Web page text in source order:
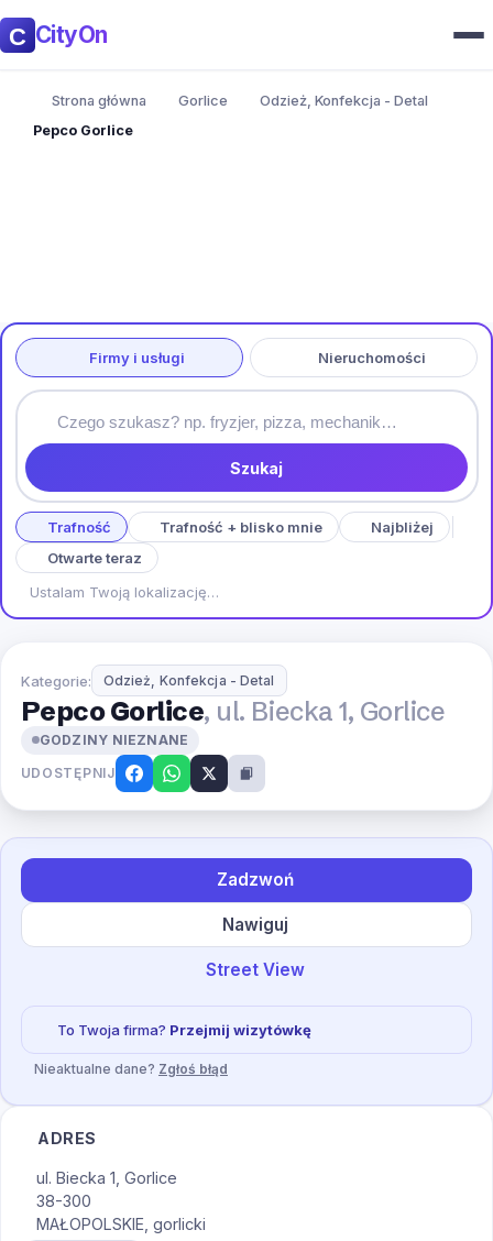
CityOn
Strona główna Gorlice
Odzież, Konfekcja - Detal
Pepco Gorlice
Firmy i usługi Nieruchomości
Szukaj
Trafność Trafność + blisko mnie
Najbliżej
Otwarte teraz
Ustalam Twoją lokalizację…
Kategorie: Odzież, Konfekcja - Detal
Pepco Gorlice, ul. Biecka 1, Gorlice
GODZINY NIEZNANE
UDOSTĘPNIJ
Zadzwoń
Nawiguj
Street View
To Twoja firma? Przejmij wizytówkę
Nieaktualne dane? Zgłoś błąd
ADRES
ul. Biecka 1, Gorlice
38-300
MAŁOPOLSKIE, gorlicki